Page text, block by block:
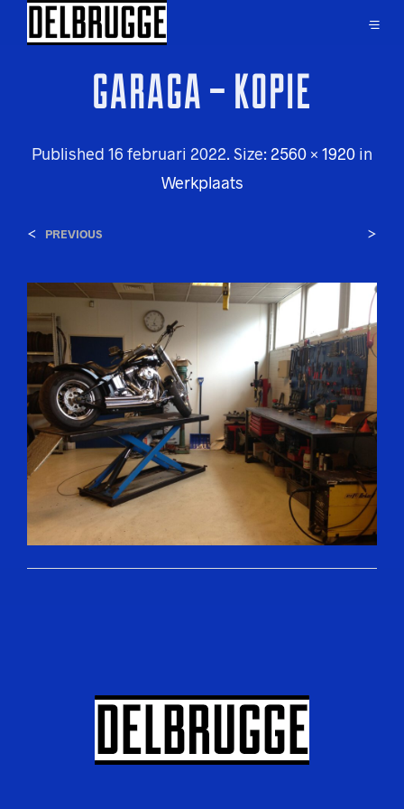
GARAGA – KOPIE
Published 16 februari 2022. Size: 2560 × 1920 in
Werkplaats
< PREVIOUS >